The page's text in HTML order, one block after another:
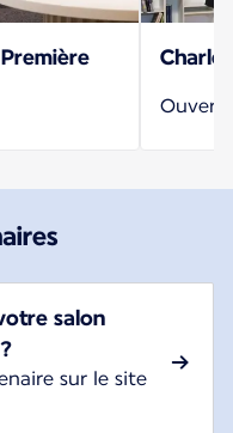
Ouvert
salon
sur le site